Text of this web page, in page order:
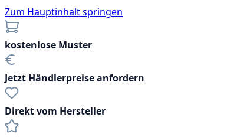
Zum Hauptinhalt springen
kostenlose Muster
Jetzt Händlerpreise anfordern
Direkt vom Hersteller